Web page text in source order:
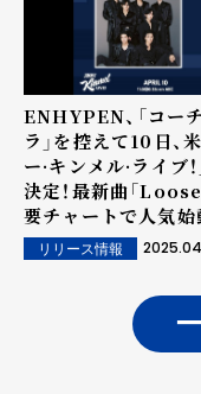
ENHYPEN、「コー
ラ」を控えて10日、米
ー·キンメル·ライブ
決定！最新曲「Loose
要チャートで人気始
リリース情報